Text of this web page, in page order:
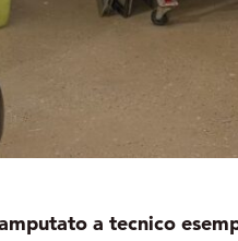
a tecnico